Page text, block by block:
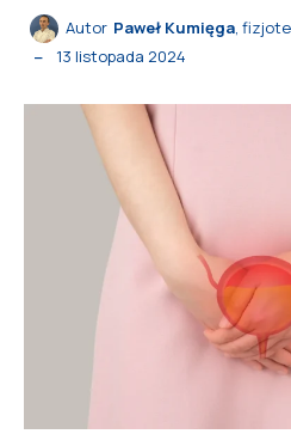
Autor Paweł Kumięga,
13 listopada 2024